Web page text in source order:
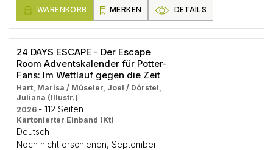
WARENKORB MERKEN DETAILS
24 DAYS ESCAPE - Der Escape
Room Adventskalender für Potter-
Fans: Im Wettlauf gegen die Zeit
Hart, Marisa / Müseler, Joel / Dörstel,
Juliana (Illustr.)
2026 - 112 Seiten
Kartonierter Einband (Kt)
Deutsch
Noch nicht erschienen, September